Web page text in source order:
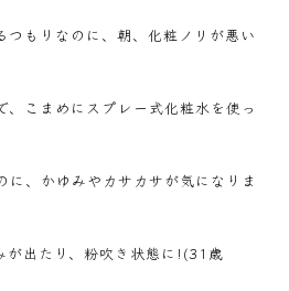
つもりなのに、朝、化粧ノリが悪い
、こまめにスプレー式化粧水を使っ
に、かゆみやカサカサが気になりま
が出たり、粉吹き状態に!(31歳